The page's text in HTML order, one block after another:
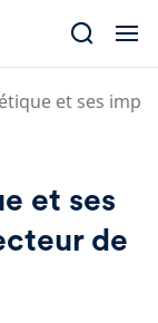
et ses
et ses
de